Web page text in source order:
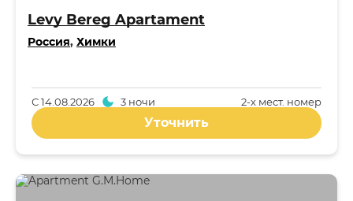
Levy Bereg Apartament
Россия, Химки
2-x мест. номер
С14.08.2026 3 ночи
Уточнить